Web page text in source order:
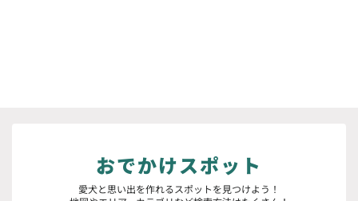
おでかけスポット
愛犬と思い出を作れるスポットを見つけよう！